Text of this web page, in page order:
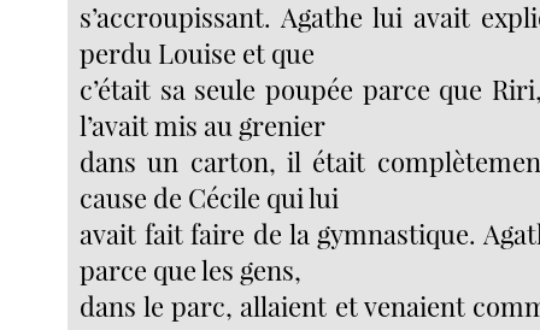
s’accroupissant. Agathe lui avait
perdu Louise et que
c’était sa seule poupée parce que
l’avait mis au grenier
dans un carton, il était
cause de Cécile qui lui
avait fait faire de la gymnastique.
parce que les gens,
dans le parc, allaient et venaient